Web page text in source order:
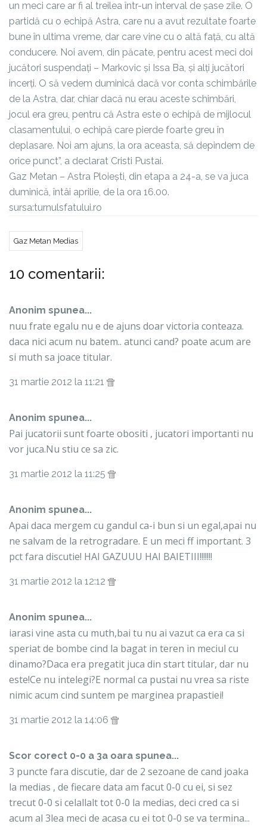
un meci care ar fi al treilea într-un interval de șase zile. O
partidă cu o echipă Astra, care nu a avut rezultate foarte
bune în ultima vreme, dar care vine cu o altă față, cu altă
conducere. Noi avem, din păcate, pentru acest meci doi
jucători suspendați – Markovic și Issa Ba, și alți jucători
incerți. O să vedem duminică dacă vor conta schimbările
de la Astra, dar, chiar dacă nu erau aceste schimbări,
jocul era greu, pentru că Astra este o echipă de mijlocul
clasamentului, o echipă care pierde foarte greu în
deplasare. Noi am ajuns, la ora aceasta, să depindem de
orice punct”, a declarat Cristi Pustai.
Gaz Metan – Astra Ploiești, din etapa a 24-a, se va juca
duminică, întâi aprilie, de la ora 16.00.
sursa:turnulsfatului.ro
Gaz Metan Medias
10 comentarii:
Anonim spunea...
nuu frate egalu nu e de ajuns doar victoria conteaza.
daca nici acum nu batem.. atunci cand? poate acum are
si muth sa joace titular.
31 martie 2012 la 11:21
Anonim spunea...
Pai jucatorii sunt foarte obositi , jucatori importanti nu
vor juca.Nu stiu ce sa zic.
31 martie 2012 la 11:25
Anonim spunea...
Apai daca mergem cu gandul ca-i bun si un egal,apai nu
ne salvam de la retrogradare. E un meci ff important. 3
pct fara discutie! HAI GAZUUU HAI BAIETIII!!!!!!!
31 martie 2012 la 12:12
Anonim spunea...
iarasi vine asta cu muth,bai tu nu ai vazut ca era ca si
speriat de bombe cind la bagat in teren in meciul cu
dinamo?Daca era pregatit juca din start titular, dar nu
este!Ce nu intelegi?E normal ca pustai nu vrea sa riste
nimic acum cind suntem pe marginea prapastiei!
31 martie 2012 la 14:06
Scor corect 0-0 a 3a oara spunea...
3 puncte fara discutie, dar de 2 sezoane de cand joaka
la medias , de fiecare data am facut 0-0 cu ei, si sez
trecut 0-0 si celallalt tot 0-0 la medias, deci cred ca si
acum al 3lea meci de acasa cu ei tot 0-0 se va termina...